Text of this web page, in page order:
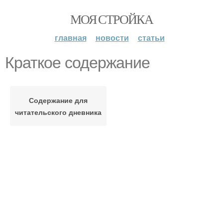
МОЯ СТРОЙКА
главная новости статьи
Краткое содержание
Содержание для
читательского дневника